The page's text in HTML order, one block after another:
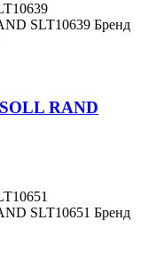
SLT10639 Бренд
RAND
SLT10651 Бренд